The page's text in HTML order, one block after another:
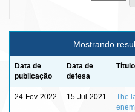
Mostrando
Data de
publicação
Data de
defesa
Título
24-Fev-2022 15-Jul-2021
The